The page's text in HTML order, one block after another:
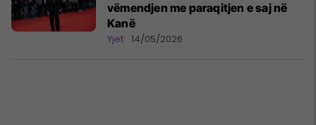
vëmendjen me paraqitjen e saj në
Kanë
Yjet 14/05/2026